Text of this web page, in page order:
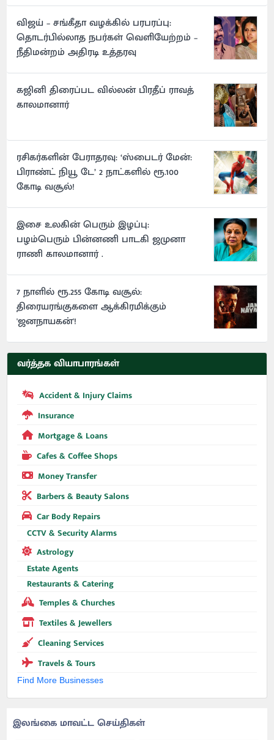
விஜய் – சங்கீதா வழக்கில் பரபரப்பு:
தொடர்பில்லாத நபர்கள் வெளியேற்றம் –
நீதிமன்றம் அதிரடி உத்தரவு
கஜினி திரைப்பட வில்லன் பிரதீப் ராவத்
காலமானார்
ரசிகர்களின் பேராதரவு: ‘ஸ்பைடர் மேன்:
பிராண்ட் நியூ டே’ 2 நாட்களில் ரூ.100
கோடி வசூல்!
இசை உலகின் பெரும் இழப்பு:
பழம்பெரும் பின்னணி பாடகி ஜமுனா
ராணி காலமானார் .
7 நாளில் ரூ.255 கோடி வசூல்:
திரையரங்குகளை ஆக்கிரமிக்கும்
'ஜனநாயகன்'!
வர்த்தக வியாபாரங்கள்
Accident & Injury Claims
Insurance
Mortgage & Loans
Cafes & Coffee Shops
Money Transfer
Barbers & Beauty Salons
Car Body Repairs
CCTV & Security Alarms
Astrology
Estate Agents
Restaurants & Catering
Temples & Churches
Textiles & Jewellers
Cleaning Services
Travels & Tours
Find More Businesses
இலங்கை மாவட்ட செய்திகள்